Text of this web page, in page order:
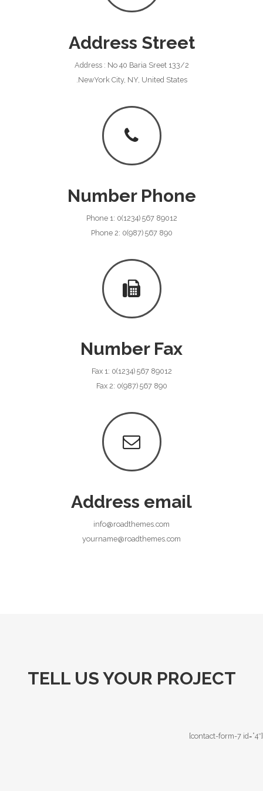
Address Street
Address : No 40 Baria Sreet 133/2
NewYork City, NY, United States.
Number Phone
Phone 1: 0(1234) 567 89012
Phone 2: 0(987) 567 890
Number Fax
Fax 1: 0(1234) 567 89012
Fax 2: 0(987) 567 890
Address email
info@roadthemes.com
yourname@roadthemes.com
TELL US YOUR PROJECT
[contact-form-7 id=”4″]